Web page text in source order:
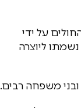
על ידי
ליוצרה
ובני משפחה רבים.